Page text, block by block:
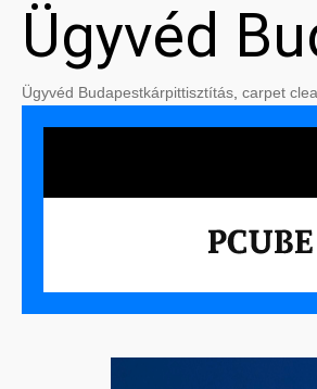
Ügyvéd
Ügyvéd Budapestkárpittisztítás carpet